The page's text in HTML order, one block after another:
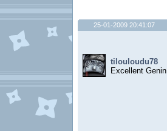
25-01-2009 20:41:07
tilouloudu78
Excellent Genin